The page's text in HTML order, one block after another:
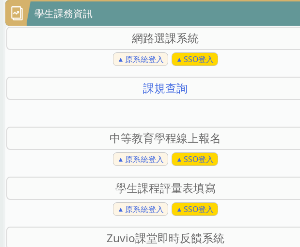
學生課務資訊
網路選課系統
原系統登入 SSO登入
課規查詢
中等教育學程線上報名
原系統登入 SSO登入
學生課程評量表填寫
原系統登入 SSO登入
Zuvio課堂即時反饋系統